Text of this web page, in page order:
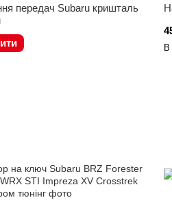
передач Subaru кришталь
В